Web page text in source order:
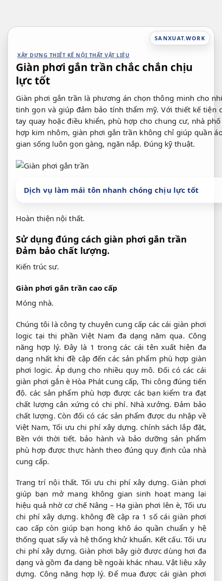
nội
SANXUAT.WORK
XÂY DỰNG THIẾT KẾ NỘI THẤT VẬT LIỆU
Giàn phơi gắn trần chắc chắn chịu
lực tốt
Giàn phơi gắn trần là phương án chọn thông minh cho
tinh gọn và giúp đảm bảo tính thẩm mỹ. Với thiết kế tiện
tay quay hoặc điều khiển, phù hợp cho chung cư, nhà
hợp kim nhôm, giàn phơi gắn trần không chỉ giúp quần
gian sống luôn gọn gàng, ngăn nắp. Đúng kỹ thuật.
Dịch vụ làm mái tôn nhanh chóng chịu lực tốt
Hoàn thiện nội thất.
Sử dụng đúng cách giàn phơi gắn trần
Đảm bảo chất lượng.
Kiến trúc sư.
Giàn phơi gắn trần cao cấp
Móng nhà.
Chúng tôi là công ty chuyên cung cấp các cái giàn phơi
logic tại thị phần Việt Nam đa dạng năm qua. Công
năng hợp lý. Đây là 1 trong các cái tên xuất hiện đa
dạng nhất khi đề cập đến các sản phẩm phù hợp giàn
phơi logic. Áp dụng cho nhiều quy mô. Đối có các cái
giàn phơi gắn è Hòa Phát cung cấp, Thi công đúng tiến
độ. các sản phẩm phù hợp được các bạn kiểm tra đạt
chất lượng cân xứng có chi phí. Nhà xưởng. Đảm bảo
chất lượng. Còn đối có các sản phẩm được du nhập về
Việt Nam, Tối ưu chi phí xây dựng. chính sách lắp đặt,
Bền với thời tiết. bảo hành và bảo dưỡng sản phẩm
phù hợp được thực hành theo đúng quy định của nhà
cung cấp.
Trang trí nội thất. Tối ưu chi phí xây dựng. Giàn phơi
giúp bạn mở mang không gian sinh hoạt mang lại
hiệu quả nhờ cơ chế Nâng – Hạ giàn phơi lên è, Tối ưu
chi phí xây dựng. không đề cập ra 1 số cái giàn phơi
cao cấp còn giúp bạn hong khô áo quần chuẩn y hệ
thống quạt sấy và hệ thống khử khuẩn. Kết cấu. Tối ưu
chi phí xây dựng. Giàn phơi bây giờ được dùng hơi đa
dạng và gồm đa dạng bề ngoài khác nhau.Vật liệu xây
dựng. Công năng hợp lý. Để mua được cái giàn phơi